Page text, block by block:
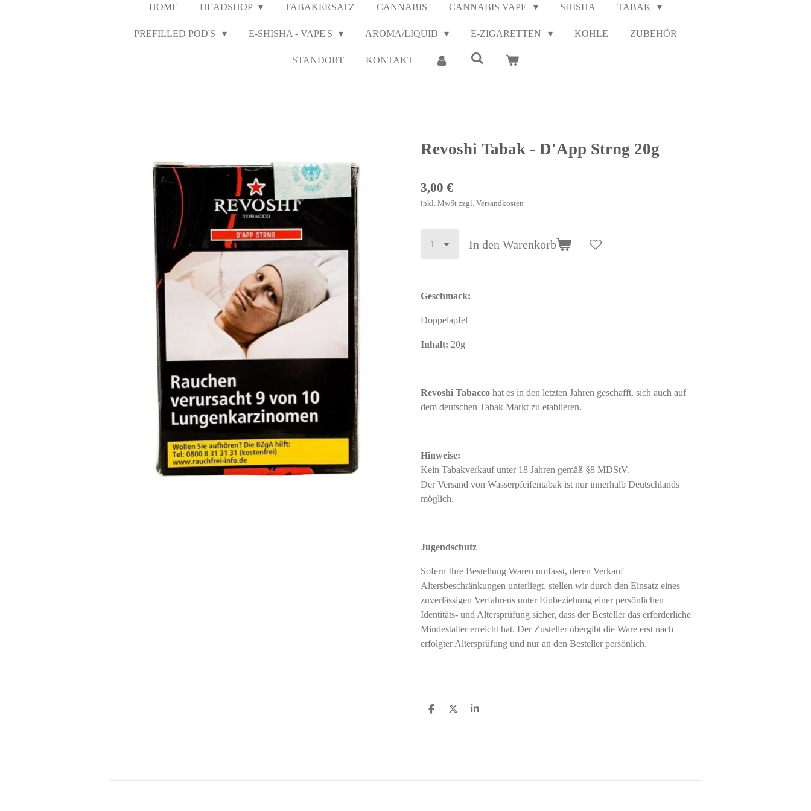
HOME HEADSHOP TABAKERSATZ CANNABIS CANNABIS VAPE SHISHA TABAK
PREFILLED POD'S E-SHISHA - VAPE'S AROMA/LIQUID E-ZIGARETTEN KOHLE ZUBEHÖR
STANDORT KONTAKT
Revoshi Tabak - D'App Strng 20g
3,00 €
inkl. MwSt zzgl. Versandkosten
In den Warenkorb
Geschmack:
Doppelapfel
Inhalt: 20g
Revoshi Tabacco hat es in den letzten Jahren geschafft, sich auch auf
dem deutschen Tabak Markt zu etablieren.
Hinweise:
Kein Tabakverkauf unter 18 Jahren gemäß §8 MDStV.
Der Versand von Wasserpfeifentabak ist nur innerhalb Deutschlands
möglich.
Jugendschutz
Sofern Ihre Bestellung Waren umfasst, deren Verkauf
Altersbeschränkungen unterliegt, stellen wir durch den Einsatz eines
zuverlässigen Verfahrens unter Einbeziehung einer persönlichen
Identitäts- und Altersprüfung sicher, dass der Besteller das erforderliche
Mindestalter erreicht hat. Der Zusteller übergibt die Ware erst nach
erfolgter Altersprüfung und nur an den Besteller persönlich.
T
T
T